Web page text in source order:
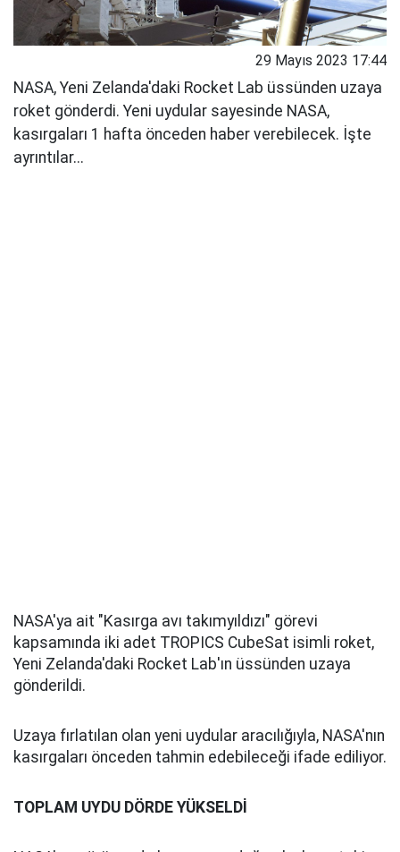
29 Mayıs 2023 17:44
NASA, Yeni Zelanda'daki Rocket Lab üssünden uzaya
roket gönderdi. Yeni uydular sayesinde NASA,
kasırgaları 1 hafta önceden haber verebilecek. İşte
ayrıntılar...
NASA'ya ait "Kasırga avı takımyıldızı" görevi
kapsamında iki adet TROPICS CubeSat isimli roket,
Yeni Zelanda'daki Rocket Lab'ın üssünden uzaya
gönderildi.
Uzaya fırlatılan olan yeni uydular aracılığıyla, NASA'nın
kasırgaları önceden tahmin edebileceği ifade ediliyor.
TOPLAM UYDU DÖRDE YÜKSELDİ